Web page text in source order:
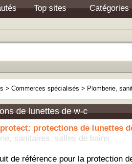
Top sites Catégories
> Commerces spécialisés > Plomberie,
de lunettes de w-c
protections de lunettes
sanitaires, salles de bains
de référence pour la protection